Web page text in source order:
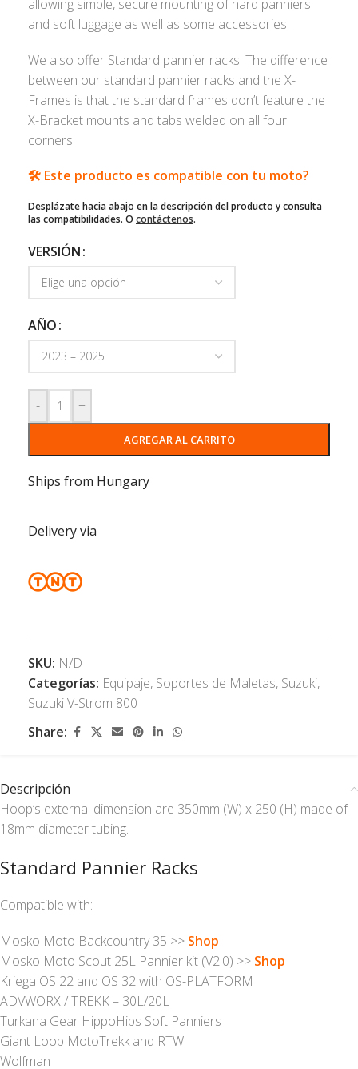
allowing simple, secure mounting of hard panniers
and soft luggage as well as some accessories.
We also offer Standard pannier racks. The difference
between our standard pannier racks and the X-
Frames is that the standard frames don’t feature the
X-Bracket mounts and tabs welded on all four
corners.
🛠️ Este producto es compatible con tu moto?
Desplázate hacia abajo en la descripción del producto y consulta
las compatibilidades. O contáctenos.
VERSIÓN
AÑO
- +
AGREGAR AL CARRITO
Ships from Hungary
Delivery via
SKU: N/D
Categorías: Equipaje, Soportes de Maletas, Suzuki,
Suzuki V-Strom 800
Share:
Descripción
Hoop’s external dimension are 350mm (W) x 250 (H) made of
18mm diameter tubing.
Standard Pannier Racks
Compatible with:
Mosko Moto Backcountry 35 >> Shop
Mosko Moto Scout 25L Pannier kit (V2.0) >> Shop
Kriega OS 22 and OS 32 with OS-PLATFORM
ADVWORX / TREKK – 30L/20L
Turkana Gear HippoHips Soft Panniers
Giant Loop MotoTrekk and RTW
Wolfman